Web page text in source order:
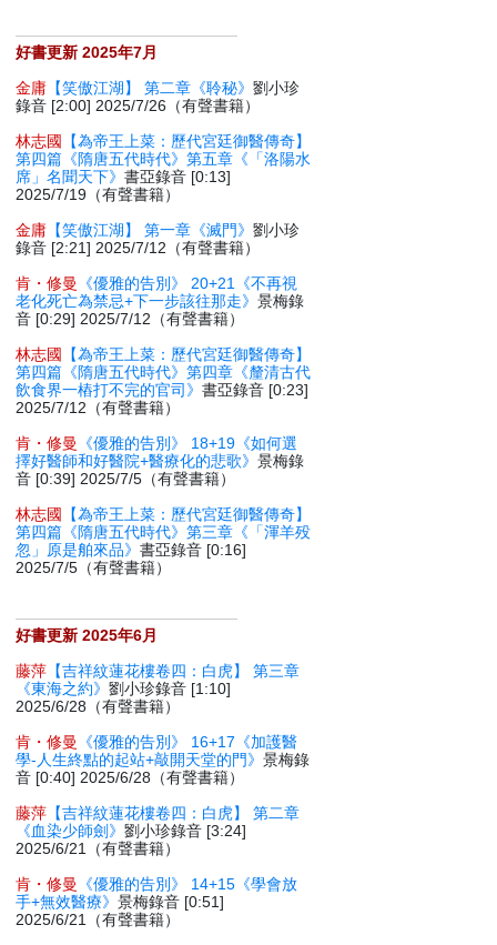
好書更新 2025年7月
金庸 【笑傲江湖】 第二章《聆秘》劉小珍
錄音 [2:00] 2025/7/26（有聲書籍）
林志國
【為帝王上菜：歷代宮廷御醫傳奇】
第四篇《隋唐五代時代》第五章《「洛陽水
席」名聞天下》書亞錄音 [0:13]
2025/7/19（有聲書籍）
金庸 【笑傲江湖】 第一章《滅門》劉小珍
錄音 [2:21] 2025/7/12（有聲書籍）
肯・修曼
《優雅的告別》 20+21《不再視
老化死亡為禁忌+下一步該往那走》景梅錄
音 [0:29] 2025/7/12（有聲書籍）
林志國
【為帝王上菜：歷代宮廷御醫傳奇】
第四篇《隋唐五代時代》第四章《釐清古代
飲食界一樁打不完的官司》書亞錄音 [0:23]
2025/7/12（有聲書籍）
肯・修曼
《優雅的告別》 18+19《如何選
擇好醫師和好醫院+醫療化的悲歌》景梅錄
音 [0:39] 2025/7/5（有聲書籍）
林志國
【為帝王上菜：歷代宮廷御醫傳奇】
第四篇《隋唐五代時代》第三章《「渾羊殁
忽」原是舶來品》書亞錄音 [0:16]
2025/7/5（有聲書籍）
好書更新 2025年6月
藤萍 【吉祥紋蓮花樓卷四：白虎】 第三章
《東海之約》劉小珍錄音 [1:10]
2025/6/28（有聲書籍）
肯・修曼
《優雅的告別》 16+17《加護醫
學-人生終點的起站+敲開天堂的門》景梅錄
音 [0:40] 2025/6/28（有聲書籍）
藤萍 【吉祥紋蓮花樓卷四：白虎】 第二章
《血染少師劍》劉小珍錄音 [3:24]
2025/6/21（有聲書籍）
肯・修曼
《優雅的告別》 14+15《學會放
手+無效醫療》景梅錄音 [0:51]
2025/6/21（有聲書籍）